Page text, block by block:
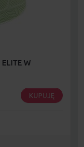
W
KUPUJĘ